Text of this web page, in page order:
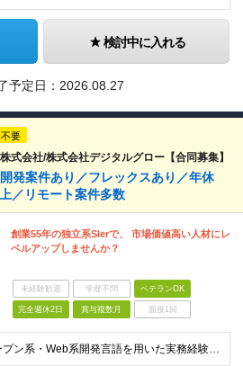
検討中に入れる
予定日： 2026.08.27
要
式会社/株式会社デジタルグロー【合同募集】
発案件あり／フレックスあり／年休
／リモート案件多数
創業55年の独立系SIerで、 市場価値高い人材にレ
ベルアップしませんか？
未経験歓迎 学歴不問 ベテランOK
完全週休2日 賞与複数月 面接1回
■オープン系・Web系開発言語を用いた実務経験をお持ちの方 ■高卒以上 ＼ PGからのステップアップも大歓迎！ ／ 【こんな思い、ありませんか？】 □ 「客先で一人」の状況から抜け出したい □ ず